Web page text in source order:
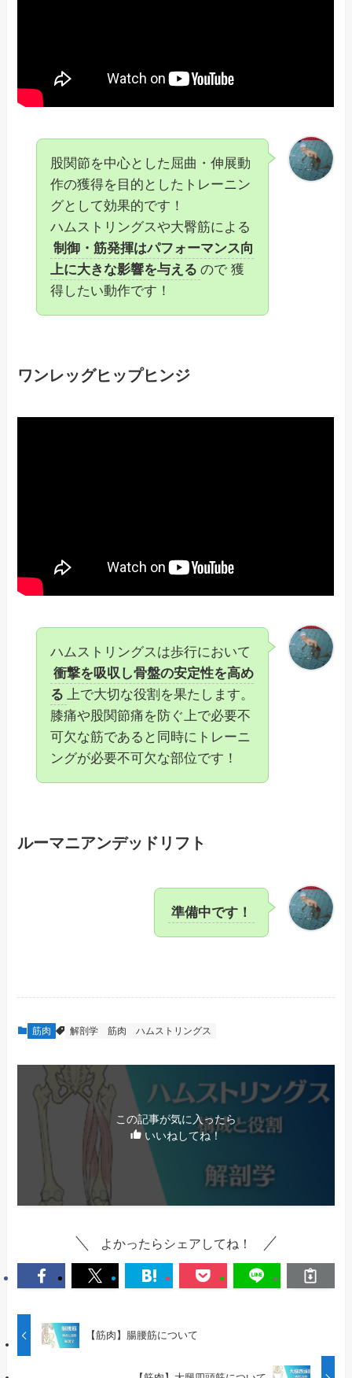
股関節を中心とした屈曲・伸展動
作の獲得を目的としたトレーニン
グとして効果的です！
ハムストリングスや大臀筋による
制御・筋発揮はパフォーマンス向
上に大きな影響を与える ので 獲
得したい動作です！
ワンレッグヒップヒンジ
ハムストリングスは歩行において
衝撃を吸収し骨盤の安定性を高め
る 上で大切な役割を果たします。
膝痛や股関節痛を防ぐ上で必要不
可欠な筋であると同時にトレーニ
ングが必要不可欠な部位です！
ルーマニアンデッドリフト
準備中です！
筋肉 解剖学 筋肉 ハムストリングス
この記事が気に入ったら
いいねしてね！
よかったらシェアしてね！
【筋肉】腸腰筋について